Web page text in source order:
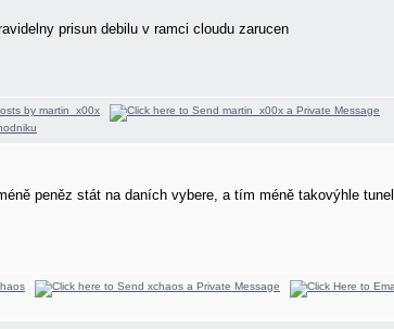
prisun debilu v ramci cloudu zarucen
peněz stát na daních vybere, a tím méně takovýhle